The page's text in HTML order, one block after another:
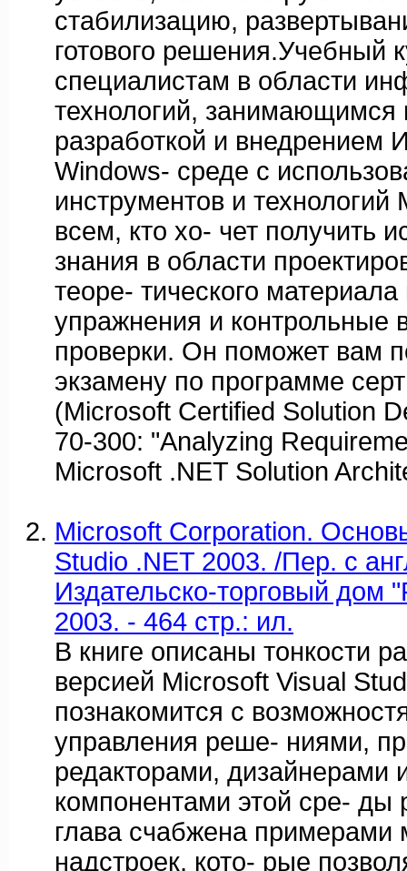
стабилизацию,
готового решения.Учебный
специалистам в области
технологий, занимающимся
разработкой и внедрением
Windows- среде с
инструментов и технологий
всем, кто хо- чет получить
знания в области
теоре- тического
упражнения и контрольные
проверки. Он поможет вам
экзамену по программе
(Microsoft Certified Solution
70-300: "Analyzing
Microsoft .NET Solution
Microsoft Corporation.
Studio .NET 2003. /Пер. с
Издательско-торговый дом
2003. - 464 стр.: ил.
В книге описаны тонкости
версией Microsoft Visual
познакомится с
управления реше- ниями,
редакторами, дизайнерами
компонентами этой сре- ды
глава счабжена примерами
надстроек, кото- рые